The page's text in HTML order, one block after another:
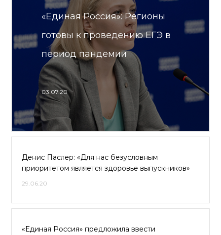
«Единая Россия»: Регионы
готовы к проведению ЕГЭ в
период пандемии
03.07.20
Денис Паслер: «Для нас безусловным
приоритетом является здоровье выпускников»
29.06.20
«Единая Россия» предложила ввести